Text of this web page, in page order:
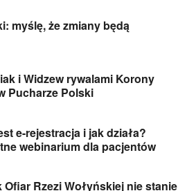
myślę, że zmiany będą
i Widzew rywalami Korony
Pucharze Polski
e-rejestracja i jak działa?
webinarium dla pacjentów
Ofiar Rzezi Wołyńskiej nie stanie